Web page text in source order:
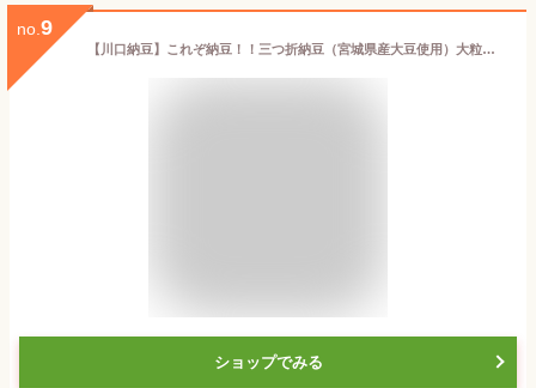
no. 9
【川口納豆】これぞ納豆！！三つ折納豆（宮城県産大豆使用）大粒国産 大豆 健康食品 大粒大豆【がんばろう！宮城】【RCP】
ショップでみる